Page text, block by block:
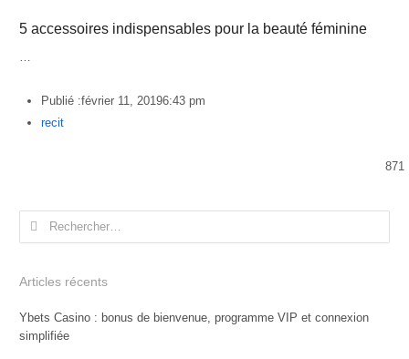
5 accessoires indispensables pour la beauté féminine
Publié :février 11, 20196:43 pm
Author
recit
871
Rechercher :
Articles récents
Ybets Casino : bonus de bienvenue, programme VIP et connexion
simplifiée